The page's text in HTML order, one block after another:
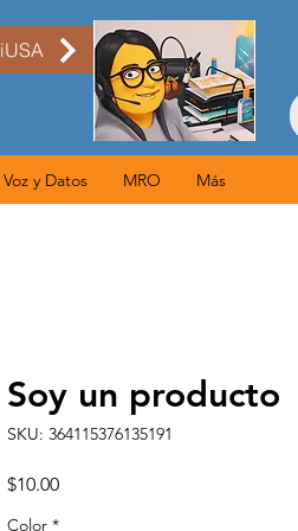
Voz y Datos MRO Más
Soy un producto
SKU: 364115376135191
$10.00Precio
Color *